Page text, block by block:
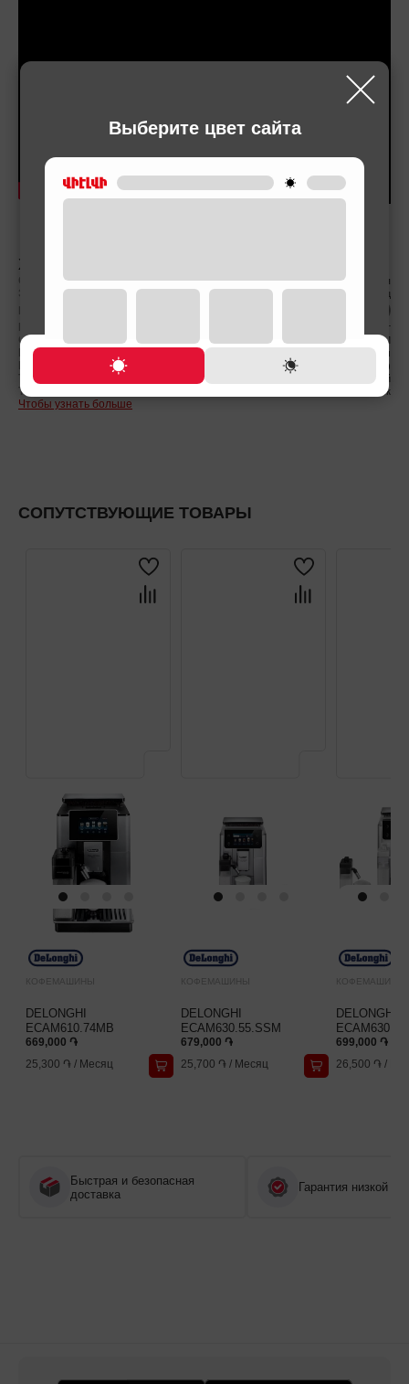
Выберите цвет сайта
ХАРАКТЕРИСТИКА
Сделано в Италия
Эл. питание (Вольт ,Гц) 220-240 В/50-60 Гц
Цвет
1450 Вт
Объем 2 Л
Размеры товара 26x48x37.5 см
12.5 (кг)
Тип Корпуса Металлический
Тип нагревательного элемента Термоблок
Чтобы узнать больше
СОПУТСТВУЮЩИЕ ТОВАРЫ
КОФЕМАШИНЫ
DELONGHI
ECAM610.74MB
669,000 ֏
25,300 ֏ / Месяц
КОФЕМАШИНЫ
DELONGHI
ECAM630.55.SSM
679,000 ֏
25,700 ֏ / Месяц
КОФЕМАШИНЫ
DELONGHI
699,000 ֏
26,500 ֏ /
Быстрая и безопасная
доставка
Гарантия низкой